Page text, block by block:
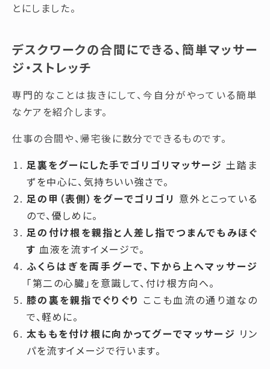
とにしました。
デスクワークの合間にできる、簡単マッサー
ジ・ストレッチ
専門的なことは抜きにして、今自分がやっている簡単
なケアを紹介します。
仕事の合間や、帰宅後に数分でできるものです。
足裏をグーにした手でゴリゴリマッサージ 土踏ま
ずを中心に、気持ちいい強さで。
足の甲（表側）をグーでゴリゴリ 意外とこっている
ので、優しめに。
足の付け根を親指と人差し指でつまんでもみほぐ
す 血液を流すイメージで。
ふくらはぎを両手グーで、下から上へマッサージ
「第二の心臓」を意識して、付け根方向へ。
膝の裏を親指でぐりぐり ここも血流の通り道なの
で、軽めに。
太ももを付け根に向かってグーでマッサージ リン
パを流すイメージで行います。